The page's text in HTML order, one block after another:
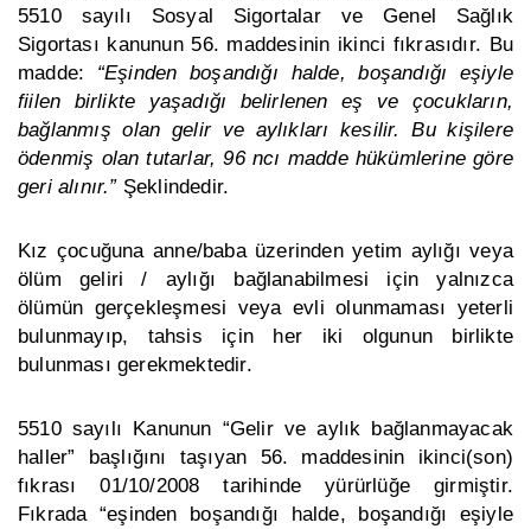
5510 sayılı Sosyal Sigortalar ve Genel Sağlık
Sigortası kanunun 56. maddesinin ikinci fıkrasıdır. Bu
madde: “Eşinden boşandığı halde, boşandığı eşiyle
fiilen birlikte yaşadığı belirlenen eş ve çocukların,
bağlanmış olan gelir ve aylıkları kesilir. Bu kişilere
ödenmiş olan tutarlar, 96 ncı madde hükümlerine göre
geri alınır.” Şeklindedir.
Kız çocuğuna anne/baba üzerinden yetim aylığı veya
ölüm geliri / aylığı bağlanabilmesi için yalnızca
ölümün gerçekleşmesi veya evli olunmaması yeterli
bulunmayıp, tahsis için her iki olgunun birlikte
bulunması gerekmektedir.
5510 sayılı Kanunun “Gelir ve aylık bağlanmayacak
haller” başlığını taşıyan 56. maddesinin ikinci(son)
fıkrası 01/10/2008 tarihinde yürürlüğe girmiştir.
Fıkrada “eşinden boşandığı halde, boşandığı eşiyle